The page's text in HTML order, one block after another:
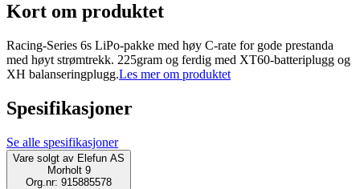
Kort om produktet
Racing-Series 6s LiPo-pakke med høy C-rate for gode prestanda
med høyt strømtrekk. 225gram og ferdig med XT60-batteriplugg og
XH balanseringplugg.Les mer om produktet
Spesifikasjoner
Se alle spesifikasjoner
Vare solgt av Elefun AS
Morholt 9
Org.nr: 915885578